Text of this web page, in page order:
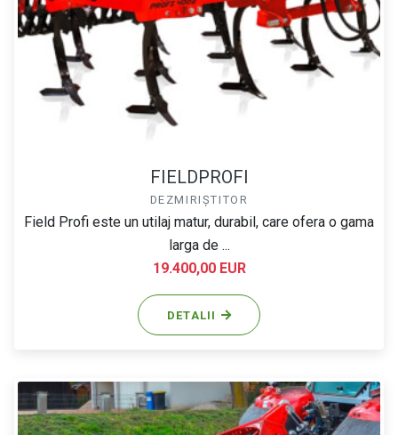
FIELDPROFI
DEZMIRIȘTITOR
Field Profi este un utilaj matur, durabil, care ofera o gama
larga de ...
19.400,00 EUR
DETALII